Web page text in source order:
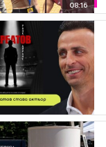
08:16